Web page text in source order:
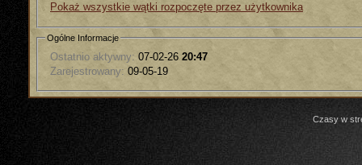
Pokaż wszystkie wątki rozpoczęte przez użytkownika
Ogólne Informacje
Ostatnio aktywny: 07-02-26 20:47
Zarejestrowany: 09-05-19
Czasy w